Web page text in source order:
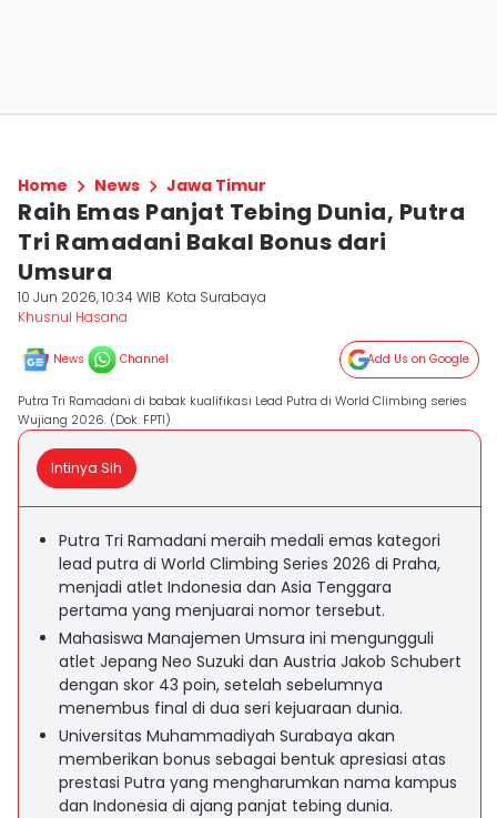
Home News Jawa Timur
Raih Emas Panjat Tebing Dunia, Putra
Tri Ramadani Bakal Bonus dari
Umsura
10 Jun 2026, 10:34 WIB Kota Surabaya
Khusnul Hasana
News Channel Add Us on Google
Putra Tri Ramadani di babak kualifikasi Lead Putra di World Climbing series
Wujiang 2026. (Dok. FPTI)
Intinya Sih
Putra Tri Ramadani meraih medali emas kategori
lead putra di World Climbing Series 2026 di Praha,
menjadi atlet Indonesia dan Asia Tenggara
pertama yang menjuarai nomor tersebut.
Mahasiswa Manajemen Umsura ini mengungguli
atlet Jepang Neo Suzuki dan Austria Jakob Schubert
dengan skor 43 poin, setelah sebelumnya
menembus final di dua seri kejuaraan dunia.
Universitas Muhammadiyah Surabaya akan
memberikan bonus sebagai bentuk apresiasi atas
prestasi Putra yang mengharumkan nama kampus
dan Indonesia di ajang panjat tebing dunia.